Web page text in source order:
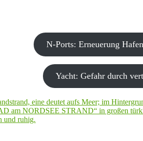
N-Ports: Erneuerung
Yacht: Gefahr durch